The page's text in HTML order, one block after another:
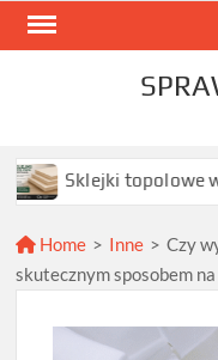
Skip
w Warszawie –
Home > Inne > Czy
skutecznym sposobem